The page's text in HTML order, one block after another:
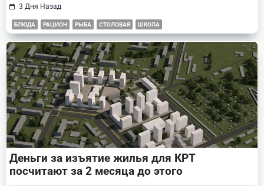
3 Дня Назад
БЛЮДА РАЦИОН РЫБА СТОЛОВАЯ ШКОЛА
Деньги за изъятие жилья для КРТ
посчитают за 2 месяца до этого